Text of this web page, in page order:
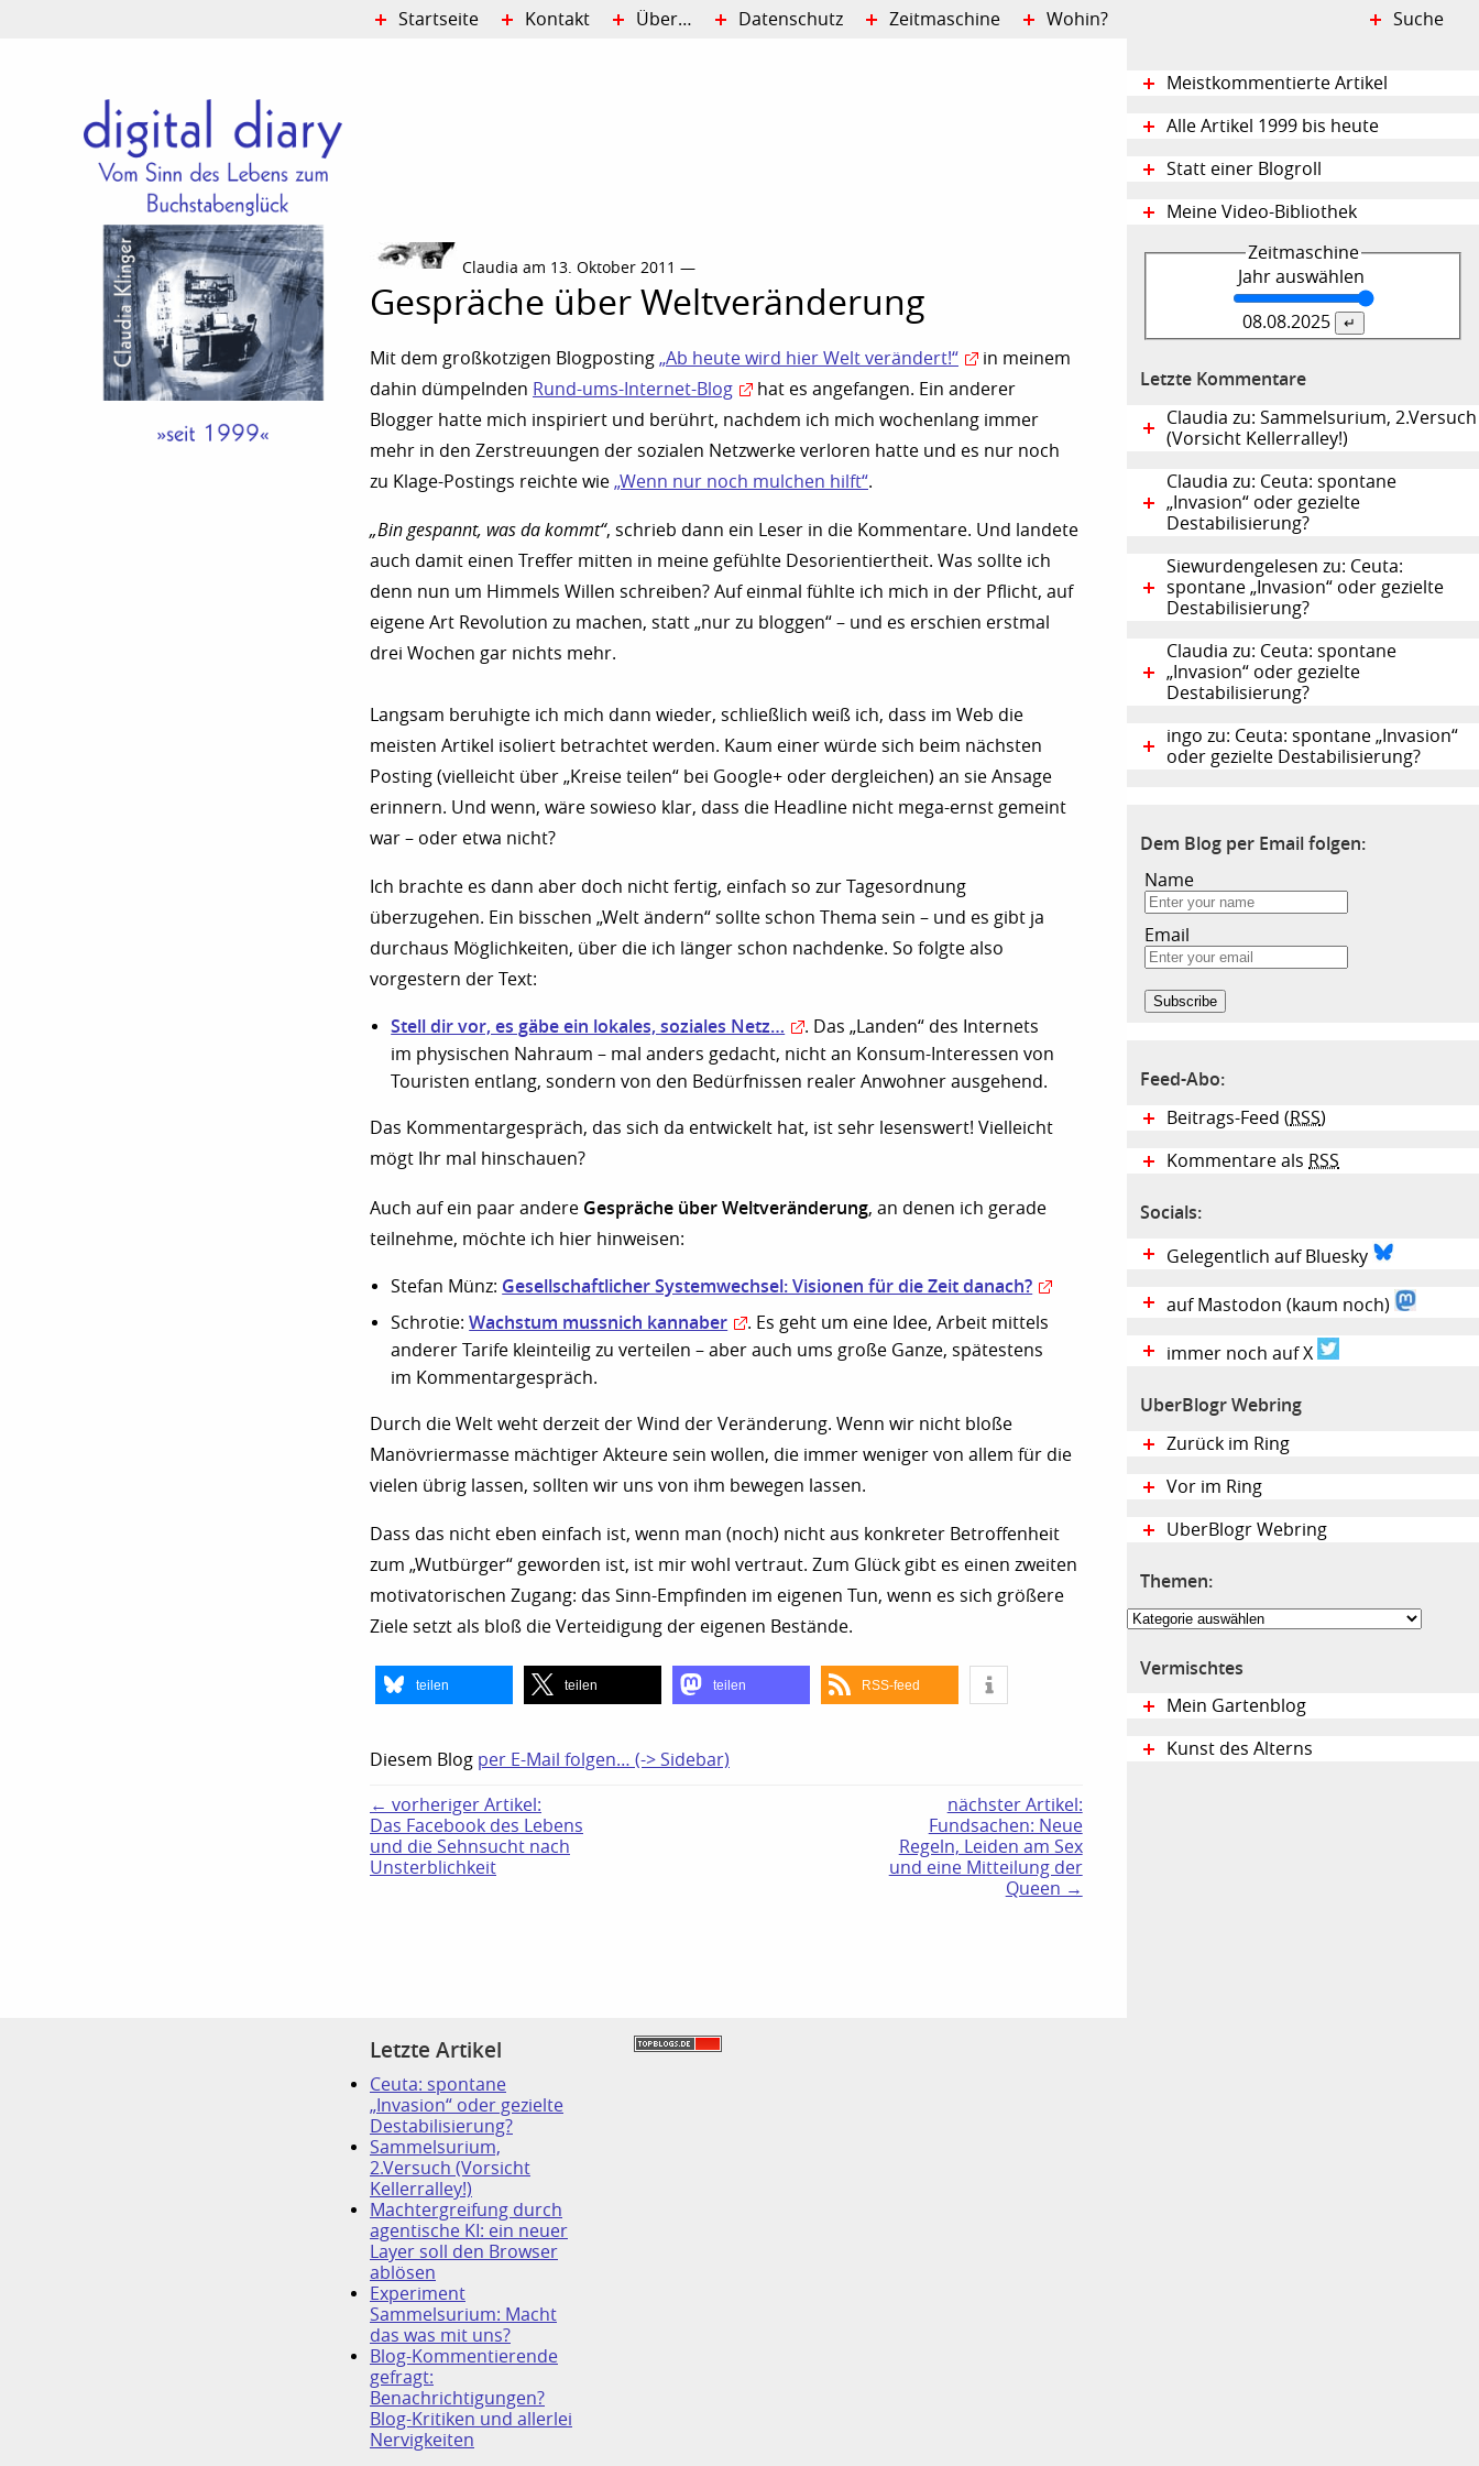
Claudia am 13. Oktober 2011 —
Gespräche über Weltveränderung
Mit dem großkotzigen Blogposting „Ab heute wird hier Welt verändert!“
in meinem
dahin dümpelnden Rund-ums-Internet-Blog
hat es angefangen. Ein anderer
Blogger hatte mich inspiriert und berührt, nachdem ich mich wochenlang immer
mehr in den Zerstreuungen der sozialen Netzwerke verloren hatte und es nur noch
zu Klage-Postings reichte wie „Wenn nur noch mulchen hilft“.
„Bin gespannt, was da kommt“, schrieb dann ein Leser in die Kommentare. Und landete
auch damit einen Treffer mitten in meine gefühlte Desorientiertheit. Was sollte ich
denn nun um Himmels Willen schreiben? Auf einmal fühlte ich mich in der Pflicht, auf
eigene Art Revolution zu machen, statt „nur zu bloggen“ – und es erschien erstmal
drei Wochen gar nichts mehr.
Langsam beruhigte ich mich dann wieder, schließlich weiß ich, dass im Web die
meisten Artikel isoliert betrachtet werden. Kaum einer würde sich beim nächsten
Posting (vielleicht über „Kreise teilen“ bei Google+ oder dergleichen) an sie Ansage
erinnern. Und wenn, wäre sowieso klar, dass die Headline nicht mega-ernst gemeint
war – oder etwa nicht?
Ich brachte es dann aber doch nicht fertig, einfach so zur Tagesordnung
überzugehen. Ein bisschen „Welt ändern“ sollte schon Thema sein – und es gibt ja
durchaus Möglichkeiten, über die ich länger schon nachdenke. So folgte also
vorgestern der Text:
Stell dir vor, es gäbe ein lokales, soziales Netz…
. Das „Landen“ des Internets
im physischen Nahraum – mal anders gedacht, nicht an Konsum-Interessen von
Touristen entlang, sondern von den Bedürfnissen realer Anwohner ausgehend.
Das Kommentargespräch, das sich da entwickelt hat, ist sehr lesenswert! Vielleicht
mögt Ihr mal hinschauen?
Auch auf ein paar andere Gespräche über Weltveränderung, an denen ich gerade
teilnehme, möchte ich hier hinweisen:
Stefan Münz: Gesellschaftlicher Systemwechsel: Visionen für die Zeit danach?
Schrotie:Wachstum mussnich kannaber
. Es geht um eine Idee, Arbeit mittels
anderer Tarife kleinteilig zu verteilen – aber auch ums große Ganze, spätestens
im Kommentargespräch.
Durch die Welt weht derzeit der Wind der Veränderung. Wenn wir nicht bloße
Manövriermasse mächtiger Akteure sein wollen, die immer weniger von allem für die
vielen übrig lassen, sollten wir uns von ihm bewegen lassen.
Dass das nicht eben einfach ist, wenn man (noch) nicht aus konkreter Betroffenheit
zum „Wutbürger“ geworden ist, ist mir wohl vertraut. Zum Glück gibt es einen zweiten
motivatorischen Zugang: das Sinn-Empfinden im eigenen Tun, wenn es sich größere
Ziele setzt als bloß die Verteidigung der eigenen Bestände.
teilen teilen teilen RSS-feed
Diesem Blog per E-Mail folgen… (-> Sidebar)
← vorheriger Artikel:
Das Facebook des Lebens
und die Sehnsucht nach
Unsterblichkeit
nächster Artikel:
Fundsachen: Neue
Regeln, Leiden am Sex
und eine Mitteilung der
Queen →
Suche
Startseite Kontakt Über… Datenschutz Zeitmaschine Wohin?
Meistkommentierte Artikel
Alle Artikel 1999 bis heute
Statt einer Blogroll
Meine Video-Bibliothek
Zeitmaschine
Jahr auswählen
08.08.2025
Letzte Kommentare
Claudia zu: Sammelsurium, 2.Versuch
(Vorsicht Kellerralley!)
Claudia zu: Ceuta: spontane
„Invasion“ oder gezielte
Destabilisierung?
Siewurdengelesen zu: Ceuta:
spontane „Invasion“ oder gezielte
Destabilisierung?
Claudia zu: Ceuta: spontane
„Invasion“ oder gezielte
Destabilisierung?
ingo zu: Ceuta: spontane „Invasion“
oder gezielte Destabilisierung?
Dem Blog per Email folgen:
Name
Email
Feed-Abo:
Beitrags-Feed (RSS)
Kommentare als RSS
Socials:
Gelegentlich auf Bluesky
auf Mastodon (kaum noch)
immer noch auf X
UberBlogr Webring
Zurück im Ring
Vor im Ring
UberBlogr Webring
Themen:
Themen:
Vermischtes
Mein Gartenblog
Kunst des Alterns
Letzte Artikel
Ceuta: spontane
„Invasion“ oder gezielte
Destabilisierung?
Sammelsurium,
2.Versuch (Vorsicht
Kellerralley!)
Machtergreifung durch
agentische KI: ein neuer
Layer soll den Browser
ablösen
Experiment
Sammelsurium: Macht
das was mit uns?
Blog-Kommentierende
gefragt:
Benachrichtigungen?
Blog-Kritiken und allerlei
Nervigkeiten